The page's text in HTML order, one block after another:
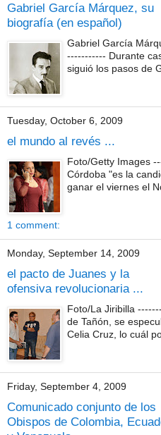
Gabriel García Márquez, su
biografía (en español)
Gabriel García
----------- Durante
siguió los pasos de
Tuesday, October 6, 2009
el mundo al revés ...
Foto/Getty Images
Córdoba "es la
ganar el viernes el
1 comment:
Monday, September 14, 2009
el pacto de Juanes y la
ofensiva revolucionaria ...
Foto/La Jiribilla
de Tañón, se
Celia Cruz, lo cuál
Friday, September 4, 2009
Comunicado conjunto de los
Obispos de Colombia,